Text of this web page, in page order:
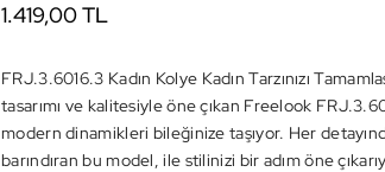
1.419,00 TL
FRJ.3.6016.3 Kadın Kolye Kadın Tarzınızı
tasarımı ve kalitesiyle öne çıkan Freelook
modern dinamikleri bileğinize taşıyor. Her
barındıran bu model, ile stilinizi bir adım öne